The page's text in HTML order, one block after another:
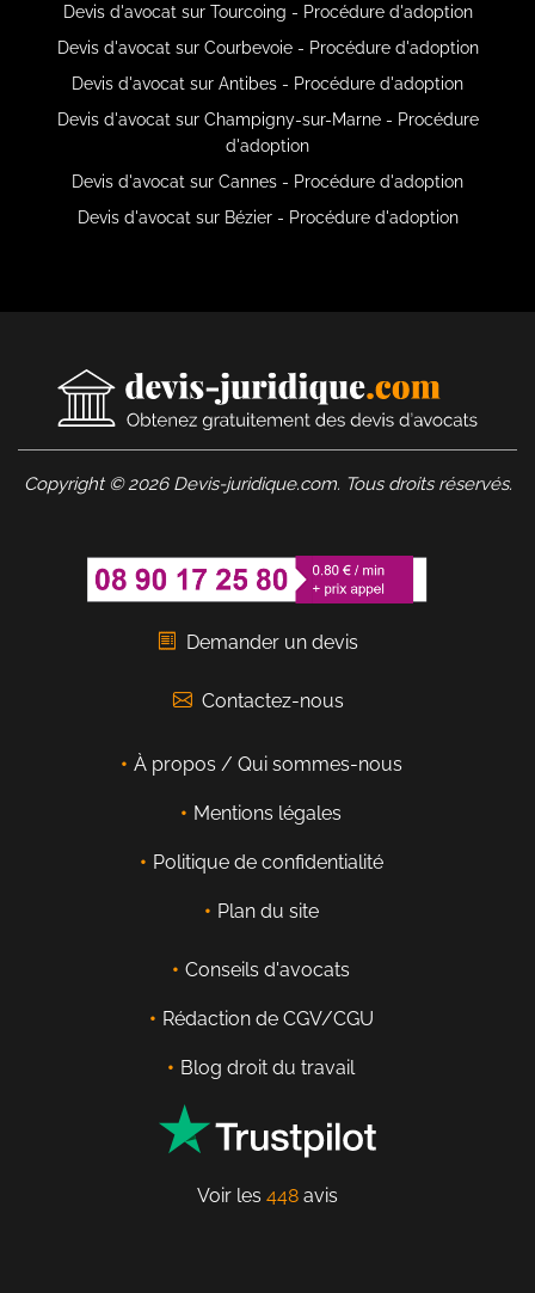
Devis d'avocat sur Tourcoing - Procédure d'adoption
Devis d'avocat sur Courbevoie - Procédure d'adoption
Devis d'avocat sur Antibes - Procédure d'adoption
Devis d'avocat sur Champigny-sur-Marne - Procédure
d'adoption
Devis d'avocat sur Cannes - Procédure d'adoption
Devis d'avocat sur Bézier - Procédure d'adoption
Copyright © 2026 Devis-juridique.com. Tous droits réservés.
Demander un devis
Contactez-nous
À propos / Qui sommes-nous
Mentions légales
Politique de confidentialité
Plan du site
Conseils d'avocats
Rédaction de CGV/CGU
Blog droit du travail
Voir les 448 avis